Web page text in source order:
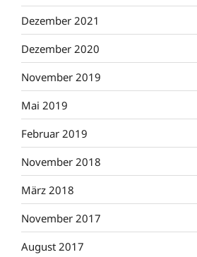
Dezember 2021
Dezember 2020
November 2019
Mai 2019
Februar 2019
November 2018
März 2018
November 2017
August 2017